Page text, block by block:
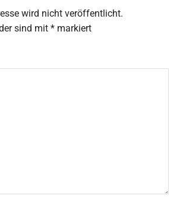
wird nicht veröffentlicht.
sind mit * markiert